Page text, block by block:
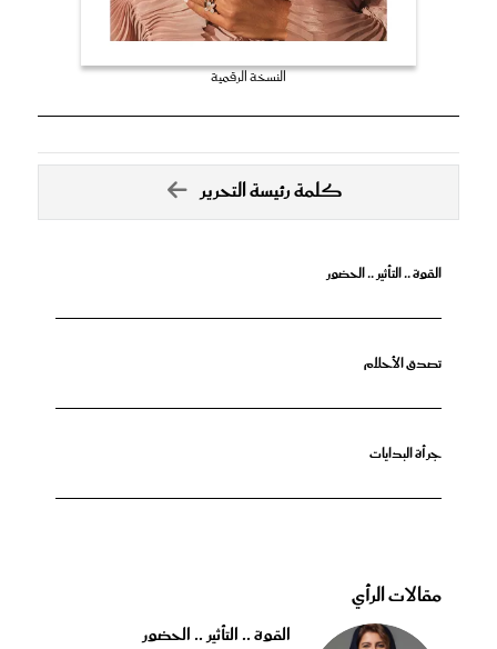
النسخة الرقمية
كلمة رئيسة التحرير
القوة .. التأثير .. الحضور
تصدق الأحلام
جرأة البدايات
مقالات الرأي
القوة .. التأثير .. الحضور